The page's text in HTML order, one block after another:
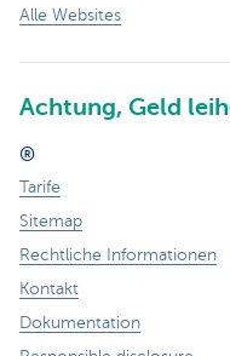
Alle Websites
Achtung, Geld
®
Tarife
Sitemap
Rechtliche Informationen
Kontakt
Dokumentation